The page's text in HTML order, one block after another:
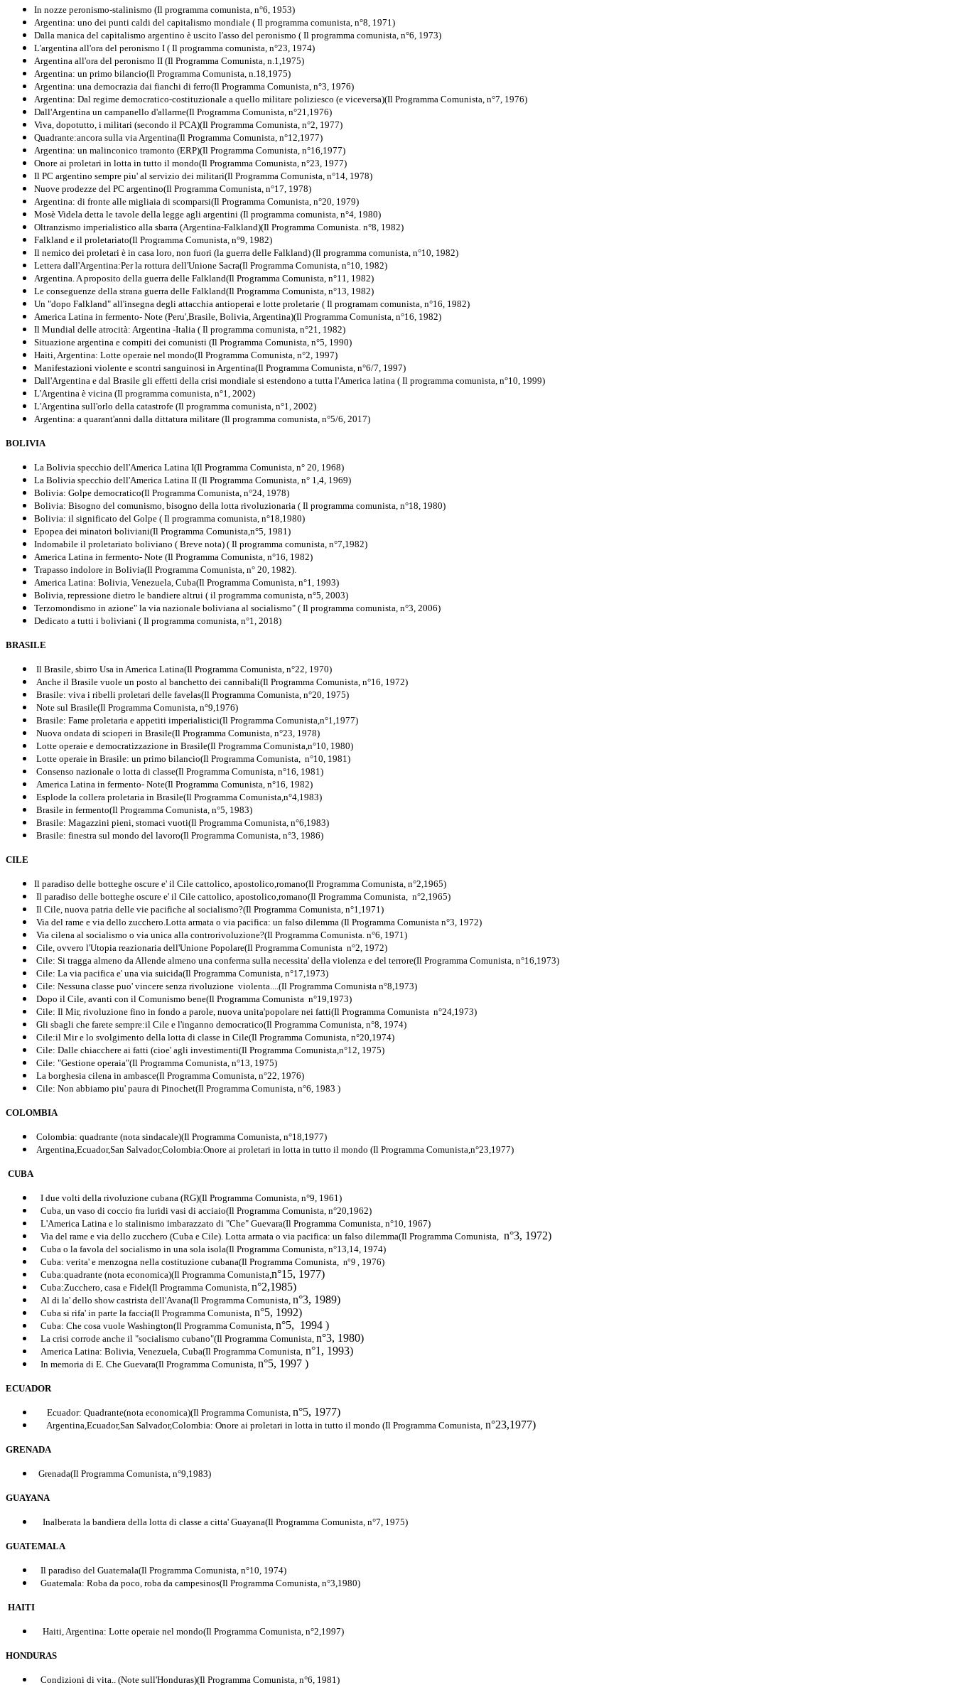
In nozze peronismo-stalinismo (Il programma comunista, n°6, 1953)
Argentina: uno dei punti caldi del capitalismo mondiale ( Il programma comunista, n°8, 1971)
Dalla manica del capitalismo argentino è uscito l'asso del peronismo ( Il programma comunista, n°6, 1973)
L'argentina all'ora del peronismo I ( Il programma comunista, n°23, 1974)
Argentina all'ora del peronismo II (Il Programma Comunista, n.1,1975)
Argentina: un primo bilancio(Il Programma Comunista, n.18,1975)
Argentina: una democrazia dai fianchi di ferro(Il Programma Comunista, n°3, 1976)
Argentina: Dal regime democratico-costituzionale a quello militare poliziesco (e viceversa)(Il Programma Comunista, n°7, 1976)
Dall'Argentina un campanello d'allarme(Il Programma Comunista, n°21,1976)
Viva, dopotutto, i militari (secondo il PCA)(Il Programma Comunista, n°2, 1977)
Quadrante:ancora sulla via Argentina(Il Programma Comunista, n°12,1977)
Argentina: un malinconico tramonto (ERP)(Il Programma Comunista, n°16,1977)
Onore ai proletari in lotta in tutto il mondo(Il Programma Comunista, n°23, 1977)
Il PC argentino sempre piu' al servizio dei militari(Il Programma Comunista, n°14, 1978)
Nuove prodezze del PC argentino(Il Programma Comunista, n°17, 1978)
Argentina: di fronte alle migliaia di scomparsi(Il Programma Comunista, n°20, 1979)
Mosè Videla detta le tavole della legge agli argentini (Il programma comunista, n°4, 1980)
Oltranzismo imperialistico alla sbarra (Argentina-Falkland)(Il Programma Comunista. n°8, 1982)
Falkland e il proletariato(Il Programma Comunista, n°9, 1982)
Il nemico dei proletari è in casa loro, non fuori (la guerra delle Falkland) (Il programma comunista, n°10, 1982)
Lettera dall'Argentina:Per la rottura dell'Unione Sacra(Il Programma Comunista, n°10, 1982)
Argentina. A proposito della guerra delle Falkland(Il Programma Comunista, n°11, 1982)
Le conseguenze della strana guerra delle Falkland(Il Programma Comunista, n°13, 1982)
Un "dopo Falkland" all'insegna degli attacchia antioperai e lotte proletarie ( Il programam comunista, n°16, 1982)
America Latina in fermento- Note (Peru',Brasile, Bolivia, Argentina)(Il Programma Comunista, n°16, 1982)
Il Mundial delle atrocità: Argentina -Italia ( Il programma comunista, n°21, 1982)
Situazione argentina e compiti dei comunisti (Il Programma Comunista, n°5, 1990)
Haiti, Argentina: Lotte operaie nel mondo(Il Programma Comunista, n°2, 1997)
Manifestazioni violente e scontri sanguinosi in Argentina(Il Programma Comunista, n°6/7, 1997)
Dall'Argentina e dal Brasile gli effetti della crisi mondiale si estendono a tutta l'America latina ( Il programma comunista, n°10, 1999)
L'Argentina è vicina (Il programma comunista, n°1, 2002)
L'Argentina sull'orlo della catastrofe (Il programma comunista, n°1, 2002)
Argentina: a quarant'anni dalla dittatura militare (Il programma comunista, n°5/6, 2017)
BOLIVIA
La Bolivia specchio dell'America Latina I(Il Programma Comunista, n° 20, 1968)
La Bolivia specchio dell'America Latina II (Il Programma Comunista, n° 1,4, 1969)
Bolivia: Golpe democratico(Il Programma Comunista, n°24, 1978)
Bolivia: Bisogno del comunismo, bisogno della lotta rivoluzionaria ( Il programma comunista, n°18, 1980)
Bolivia: il significato del Golpe ( Il programma comunista, n°18,1980)
Epopea dei minatori boliviani(Il Programma Comunista,n°5, 1981)
Indomabile il proletariato boliviano ( Breve nota) ( Il programma comunista, n°7,1982)
America Latina in fermento- Note (Il Programma Comunista, n°16, 1982)
Trapasso indolore in Bolivia(Il Programma Comunista, n° 20, 1982).
America Latina: Bolivia, Venezuela, Cuba(Il Programma Comunista, n°1, 1993)
Bolivia, repressione dietro le bandiere altrui ( il programma comunista, n°5, 2003)
Terzomondismo in azione" la via nazionale boliviana al socialismo" ( Il programma comunista, n°3, 2006)
Dedicato a tutti i boliviani ( Il programma comunista, n°1, 2018)
BRASILE
Il Brasile, sbirro Usa in America Latina(Il Programma Comunista, n°22, 1970)
Anche il Brasile vuole un posto al banchetto dei cannibali(Il Programma Comunista, n°16, 1972)
Brasile: viva i ribelli proletari delle favelas(Il Programma Comunista, n°20, 1975)
Note sul Brasile(Il Programma Comunista, n°9,1976)
Brasile: Fame proletaria e appetiti imperialistici(Il Programma Comunista,n°1,1977)
Nuova ondata di scioperi in Brasile(Il Programma Comunista, n°23, 1978)
Lotte operaie e democratizzazione in Brasile(Il Programma Comunista,n°10, 1980)
Lotte operaie in Brasile: un primo bilancio(Il Programma Comunista, n°10, 1981)
Consenso nazionale o lotta di classe(Il Programma Comunista, n°16, 1981)
America Latina in fermento- Note(Il Programma Comunista, n°16, 1982)
Esplode la collera proletaria in Brasile(Il Programma Comunista,n°4,1983)
Brasile in fermento(Il Programma Comunista, n°5, 1983)
Brasile: Magazzini pieni, stomaci vuoti(Il Programma Comunista, n°6,1983)
Brasile: finestra sul mondo del lavoro(Il Programma Comunista, n°3, 1986)
CILE
Il paradiso delle botteghe oscure e' il Cile cattolico, apostolico,romano(Il Programma Comunista, n°2,1965)
Il paradiso delle botteghe oscure e' il Cile cattolico, apostolico,romano(Il Programma Comunista, n°2,1965)
Il Cile, nuova patria delle vie pacifiche al socialismo?(Il Programma Comunista, n°1,1971)
Via del rame e via dello zucchero.Lotta armata o via pacifica: un falso dilemma (Il Programma Comunista n°3, 1972)
Via cilena al socialismo o via unica alla controrivoluzione?(Il Programma Comunista. n°6, 1971)
Cile, ovvero l'Utopia reazionaria dell'Unione Popolare(Il Programma Comunista n°2, 1972)
Cile: Si tragga almeno da Allende almeno una conferma sulla necessita' della violenza e del terrore(Il Programma Comunista, n°16,1973)
Cile: La via pacifica e' una via suicida(Il Programma Comunista, n°17,1973)
Cile: Nessuna classe puo' vincere senza rivoluzione violenta....(Il Programma Comunista n°8,1973)
Dopo il Cile, avanti con il Comunismo bene(Il Programma Comunista n°19,1973)
Cile: Il Mir, rivoluzione fino in fondo a parole, nuova unita'popolare nei fatti(Il Programma Comunista n°24,1973)
Gli sbagli che farete sempre:il Cile e l'inganno democratico(Il Programma Comunista, n°8, 1974)
Cile:il Mir e lo svolgimento della lotta di classe in Cile(Il Programma Comunista, n°20,1974)
Cile: Dalle chiacchere ai fatti (cioe' agli investimenti(Il Programma Comunista,n°12, 1975)
Cile: "Gestione operaia"(Il Programma Comunista, n°13, 1975)
La borghesia cilena in ambasce(Il Programma Comunista, n°22, 1976)
Cile: Non abbiamo piu' paura di Pinochet(Il Programma Comunista, n°6, 1983 )
COLOMBIA
Colombia: quadrante (nota sindacale)(Il Programma Comunista, n°18,1977)
Argentina,Ecuador,San Salvador,Colombia:Onore ai proletari in lotta in tutto il mondo (Il Programma Comunista,n°23,1977)
CUBA
I due volti della rivoluzione cubana (RG)(Il Programma Comunista, n°9, 1961)
Cuba, un vaso di coccio fra luridi vasi di acciaio(Il Programma Comunista, n°20,1962)
L'America Latina e lo stalinismo imbarazzato di "Che" Guevara(Il Programma Comunista, n°10, 1967)
Via del rame e via dello zucchero (Cuba e Cile). Lotta armata o via pacifica: un falso dilemma(Il Programma Comunista, n°3, 1972)
Cuba o la favola del socialismo in una sola isola(Il Programma Comunista, n°13,14, 1974)
Cuba: verita' e menzogna nella costituzione cubana(Il Programma Comunista, n°9 , 1976)
Cuba:quadrante (nota economica)(Il Programma Comunista,n°15, 1977)
Cuba:Zucchero, casa e Fidel(Il Programma Comunista, n°2,1985)
Al di la' dello show castrista dell'Avana(Il Programma Comunista, n°3, 1989)
Cuba si rifa' in parte la faccia(Il Programma Comunista, n°5, 1992)
Cuba: Che cosa vuole Washington(Il Programma Comunista, n°5, 1994 )
La crisi corrode anche il "socialismo cubano"(Il Programma Comunista, n°3, 1980)
America Latina: Bolivia, Venezuela, Cuba(Il Programma Comunista, n°1, 1993)
In memoria di E. Che Guevara(Il Programma Comunista, n°5, 1997 )
ECUADOR
Ecuador: Quadrante(nota economica)(Il Programma Comunista, n°5, 1977)
Argentina,Ecuador,San Salvador,Colombia: Onore ai proletari in lotta in tutto il mondo (Il Programma Comunista, n°23,1977)
GRENADA
Grenada(Il Programma Comunista, n°9,1983)
GUAYANA
Inalberata la bandiera della lotta di classe a citta' Guayana(Il Programma Comunista, n°7, 1975)
GUATEMALA
Il paradiso del Guatemala(Il Programma Comunista, n°10, 1974)
Guatemala: Roba da poco, roba da campesinos(Il Programma Comunista, n°3,1980)
HAITI
Haiti, Argentina: Lotte operaie nel mondo(Il Programma Comunista, n°2,1997)
HONDURAS
Condizioni di vita.. (Note sull'Honduras)(Il Programma Comunista, n°6, 1981)